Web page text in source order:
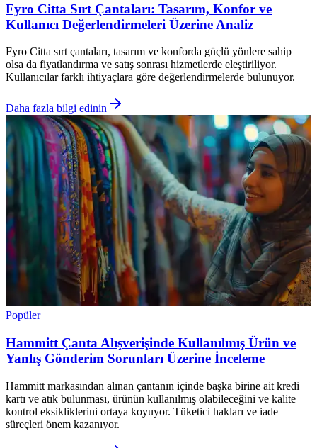
Fyro Citta Sırt Çantaları: Tasarım, Konfor ve
Kullanıcı Değerlendirmeleri Üzerine Analiz
Fyro Citta sırt çantaları, tasarım ve konforda güçlü yönlere sahip
olsa da fiyatlandırma ve satış sonrası hizmetlerde eleştiriliyor.
Kullanıcılar farklı ihtiyaçlara göre değerlendirmelerde bulunuyor.
Daha fazla bilgi edinin
Popüler
Hammitt Çanta Alışverişinde Kullanılmış Ürün ve
Yanlış Gönderim Sorunları Üzerine İnceleme
Hammitt markasından alınan çantanın içinde başka birine ait kredi
kartı ve atık bulunması, ürünün kullanılmış olabileceğini ve kalite
kontrol eksikliklerini ortaya koyuyor. Tüketici hakları ve iade
süreçleri önem kazanıyor.